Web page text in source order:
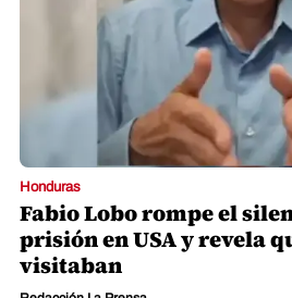
Honduras
Fabio Lobo rompe el
prisión en USA y revela
visitaban